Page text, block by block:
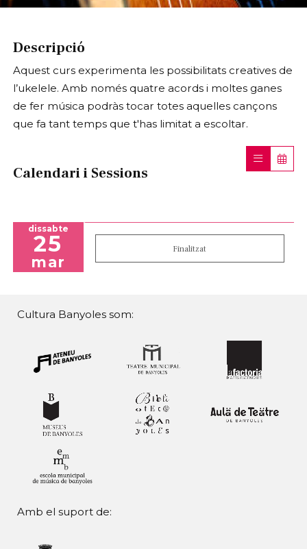
Descripció
Aquest curs experimenta les possibilitats creatives de
l’ukelele. Amb només quatre acords i moltes ganes
de fer música podràs tocar totes aquelles cançons
que fa tant temps que t'has limitat a escoltar.
Calendari i Sessions
dissabte
25
mar
Finalitzat
Cultura Banyoles som:
Amb el suport de: